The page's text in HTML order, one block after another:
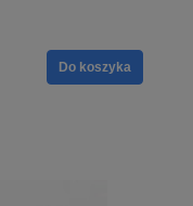
Do koszyka